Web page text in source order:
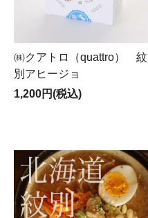
㈱クアトロ（quattro） 紋
別アヒージョ
1,200円(税込)